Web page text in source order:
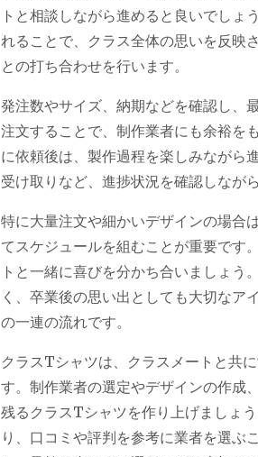
トと相談しながら進めると良いでしょ
れることで、クラス全体の思いを反映
との打ち合わせを行います。
発注数やサイズ、納期などを確認し、
注文することで、制作業者にも余裕を
に依頼後は、製作過程を楽しみながら
受け取りなど、進捗状況を確認しなが
特に大量注文や細かいデザインの場合
てスケジュールを組むことが重要です
トと一緒に喜びを分かち合いましょ
く、卒業後の思い出としても大切なア
の一連の流れです。
クラスTシャツは、クラスメートと共
す。制作業者の選定やデザインの作成
残るクラスTシャツを作り上げましょ
り、口コミや評判を参考に業者を選ぶ